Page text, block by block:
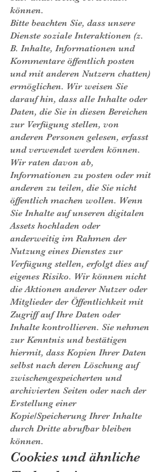
können.
Bitte beachten Sie, dass unsere
Dienste soziale Interaktionen (z.
B. Inhalte, Informationen und
Kommentare öffentlich posten
und mit anderen Nutzern chatten)
ermöglichen. Wir weisen Sie
darauf hin, dass alle Inhalte oder
Daten, die Sie in diesen Bereichen
zur Verfügung stellen, von
anderen Personen gelesen, erfasst
und verwendet werden können.
Wir raten davon ab,
Informationen zu posten oder mit
anderen zu teilen, die Sie nicht
öffentlich machen wollen. Wenn
Sie Inhalte auf unseren digitalen
Assets hochladen oder
anderweitig im Rahmen der
Nutzung eines Dienstes zur
Verfügung stellen, erfolgt dies auf
eigenes Risiko. Wir können nicht
die Aktionen anderer Nutzer oder
Mitglieder der Öffentlichkeit mit
Zugriff auf Ihre Daten oder
Inhalte kontrollieren. Sie nehmen
zur Kenntnis und bestätigen
hiermit, dass Kopien Ihrer Daten
selbst nach deren Löschung auf
zwischengespeicherten und
archivierten Seiten oder nach der
Erstellung einer
Kopie/Speicherung Ihrer Inhalte
durch Dritte abrufbar bleiben
können.
Cookies und ähnliche